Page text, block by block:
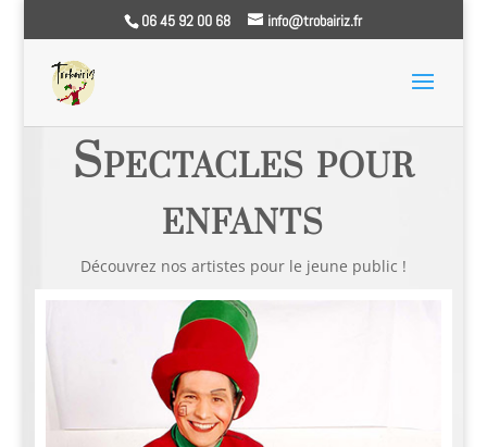
06 45 92 00 68 info@trobairiz.fr
Spectacles pour enfants et jeune public 65 64 40 31 32
Spectacles pour
enfants
Découvrez nos artistes pour le jeune public !